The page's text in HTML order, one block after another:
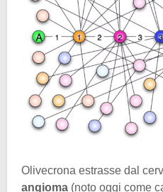
Olivecrona estrasse dal
angioma (noto oggi come